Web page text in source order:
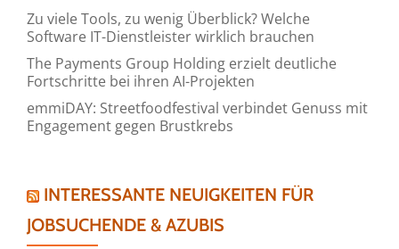
Zu viele Tools, zu wenig Überblick? Welche
Software IT-Dienstleister wirklich brauchen
The Payments Group Holding erzielt deutliche
Fortschritte bei ihren AI-Projekten
emmiDAY: Streetfoodfestival verbindet Genuss mit
Engagement gegen Brustkrebs
INTERESSANTE NEUIGKEITEN FÜR
JOBSUCHENDE & AZUBIS